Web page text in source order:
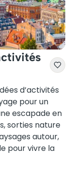
d’activités
pour un
escapade en
sorties nature
autour,
pour vivre la